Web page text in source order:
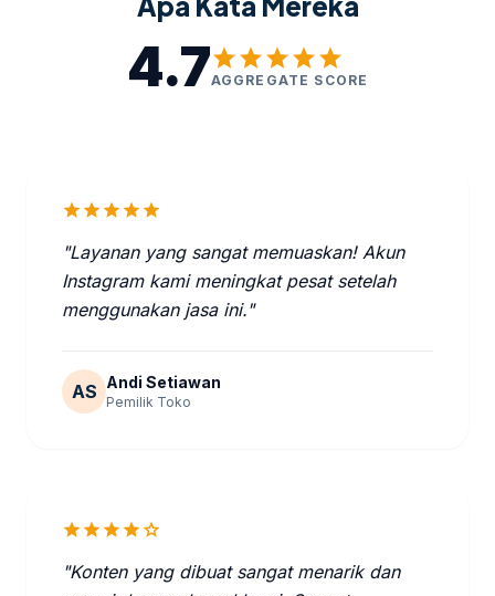
4.7starstarstarstarstar
AGGREGATE SCORE
starstarstarstarstar
"Layanan yang sangat memuaskan! Akun
Instagram kami meningkat pesat setelah
menggunakan jasa ini."
AS Andi Setiawan
Pemilik Toko
starstarstarstarstar
"Konten yang dibuat sangat menarik dan